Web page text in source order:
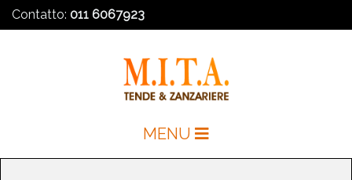
Contatto: 011 6067923
MENU